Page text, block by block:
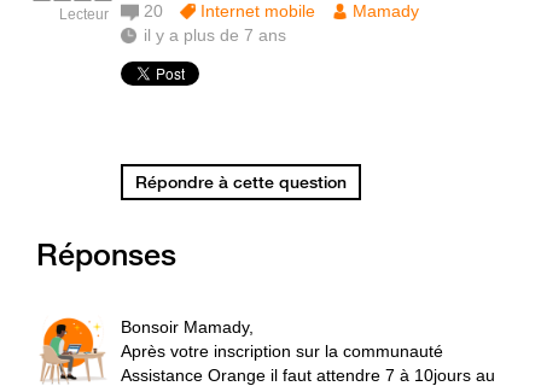
Lecteur 20 Internet mobile
Mamady
il y a plus de 7 ans
Répondre à cette question
Réponses
Bonsoir Mamady,
Après votre inscription sur la communauté
Assistance Orange il faut attendre 7 à 10jours au